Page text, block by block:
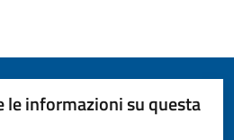
le informazioni su questa